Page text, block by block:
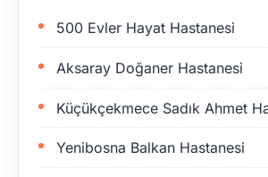
500 Evler Hayat Hastanesi
Aksaray Doğaner Hastanesi
Küçükçekmece Sadık Ahmet
Yenibosna Balkan Hastanesi